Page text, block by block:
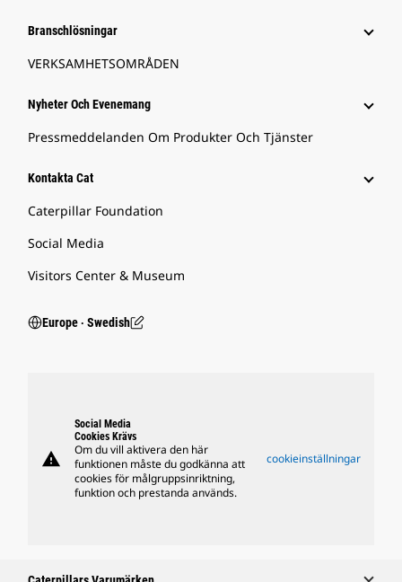
Branschlösningar
VERKSAMHETSOMRÅDEN
Nyheter Och Evenemang
Pressmeddelanden Om Produkter Och Tjänster
Kontakta Cat
Caterpillar Foundation
Social Media
Visitors Center & Museum
Europe ‧ Swedish
warning
Social Media
Cookies Krävs
Om du vill aktivera den här
funktionen måste du godkänna att
cookies för målgruppsinriktning,
funktion och prestanda används.
cookieinställningar